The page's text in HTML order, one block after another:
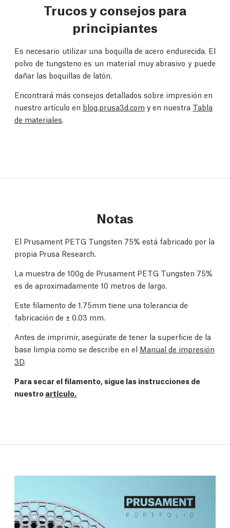
Trucos y consejos para
principiantes
Es necesario utilizar una boquilla de acero endurecida. El
polvo de tungsteno es un material muy abrasivo y puede
dañar las boquillas de latón.
Encontrará más consejos detallados sobre impresión en
nuestro artículo en blog.prusa3d.com y en nuestra Tabla
de materiales.
Notas
El Prusament PETG Tungsten 75% está fabricado por la
propia Prusa Research.
La muestra de 100g de Prusament PETG Tungsten 75%
es de aproximadamente 10 metros de largo.
Este filamento de 1.75mm tiene una tolerancia de
fabricación de ± 0.03 mm.
Antes de imprimir, asegúrate de tener la superficie de la
base limpia como se describe en el Manual de impresión
3D.
Para secar el filamento, sigue las instrucciones de
nuestro artículo.